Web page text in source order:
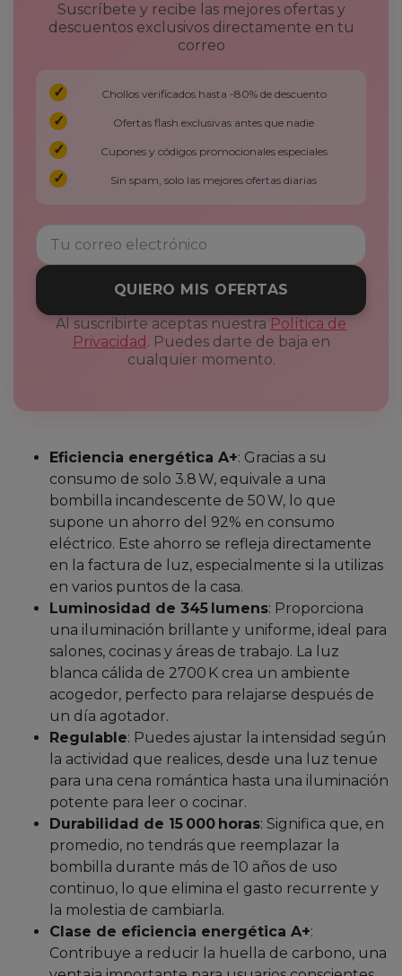
Suscríbete y recibe las mejores ofertas y
descuentos exclusivos directamente en tu
correo
Chollos verificados hasta -80% de descuento
Ofertas flash exclusivas antes que nadie
Cupones y códigos promocionales especiales
Sin spam, solo las mejores ofertas diarias
QUIERO MIS OFERTAS
Al suscribirte aceptas nuestra Política de
Privacidad . Puedes darte de baja en
cualquier momento.
Eficiencia energética A+: Gracias a su
consumo de solo 3.8 W, equivale a una
bombilla incandescente de 50 W, lo que
supone un ahorro del 92% en consumo
eléctrico. Este ahorro se refleja directamente
en la factura de luz, especialmente si la utilizas
en varios puntos de la casa.
Luminosidad de 345 lumens: Proporciona
una iluminación brillante y uniforme, ideal para
salones, cocinas y áreas de trabajo. La luz
blanca cálida de 2700 K crea un ambiente
acogedor, perfecto para relajarse después de
un día agotador.
Regulable: Puedes ajustar la intensidad según
la actividad que realices, desde una luz tenue
para una cena romántica hasta una iluminación
potente para leer o cocinar.
Durabilidad de 15 000 horas: Significa que, en
promedio, no tendrás que reemplazar la
bombilla durante más de 10 años de uso
continuo, lo que elimina el gasto recurrente y
la molestia de cambiarla.
Clase de eficiencia energética A+:
Contribuye a reducir la huella de carbono, una